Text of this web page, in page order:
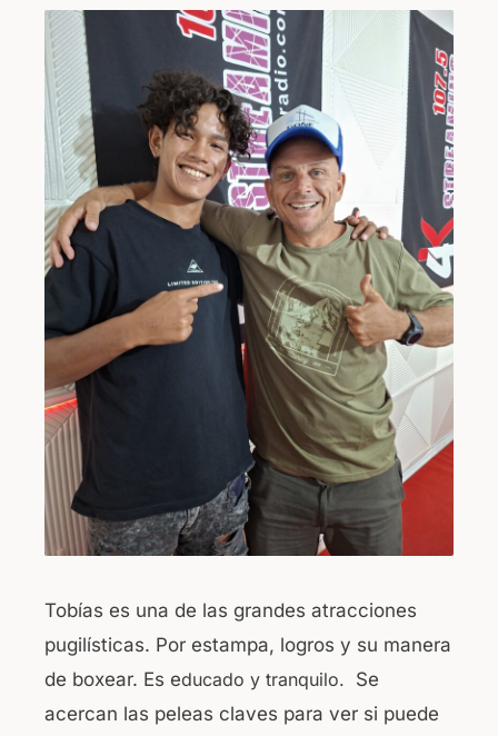
Tobías es una de las grandes atracciones
pugilísticas. Por estampa, logros y su manera
de boxear. Es educado y tranquilo. Se
acercan las peleas claves para ver si puede